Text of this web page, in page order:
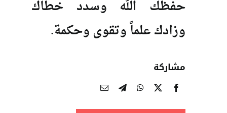
حفظك الله وسدد خطاك
وزادك علماً وتقوى وحكمة.
مشاركة